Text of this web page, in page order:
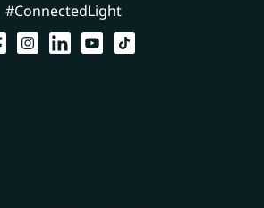
#ConnectedLight